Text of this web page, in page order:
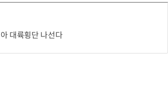
대륙횡단 나선다